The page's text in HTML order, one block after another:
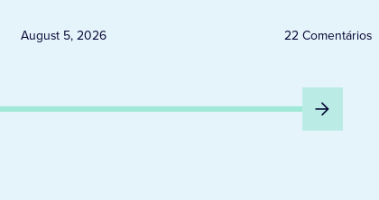
August 5, 2026 22 Comentários